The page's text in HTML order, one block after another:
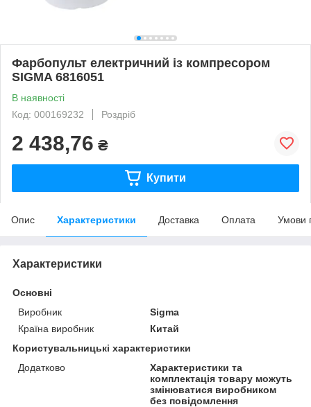
Фарбопульт електричний із компресором
SIGMA 6816051
В наявності
Код: 000169232
Роздріб
2 438,76 ₴
Купити
Опис Характеристики Доставка Оплата Умови
Характеристики
Основні
Виробник
Sigma
Країна виробник
Китай
Користувальницькі характеристики
Додатково
Характеристики та
комплектація товару можуть
змінюватися виробником
без повідомлення